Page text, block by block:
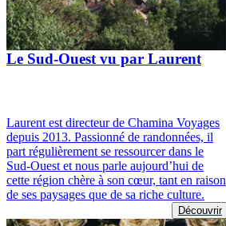
Le Sud-Ouest vu par Laurent
Laurent est directeur de Chamina Voyages
depuis 2013. Passionné de randonnées, il
part régulièrement se ressourcer dans le
Sud-Ouest et nous parle aujourd’hui de
cette région chère à son cœur, tant en raison
de ses paysages que de sa riche culture.
Découvrir